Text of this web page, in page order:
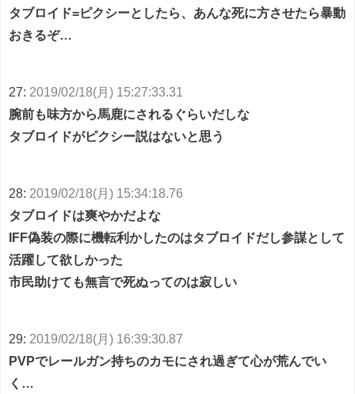
タブロイド=ピクシーとしたら、あんな死に方させたら暴動
おきるぞ…
27: 2019/02/18(月) 15:27:33.31
腕前も味方から馬鹿にされるぐらいだしな
タブロイドがピクシー説はないと思う
28: 2019/02/18(月) 15:34:18.76
タブロイドは爽やかだよな
IFF偽装の際に機転利かしたのはタブロイドだし参謀として
活躍して欲しかった
市民助けても無言で死ぬってのは寂しい
29: 2019/02/18(月) 16:39:30.87
PVPでレールガン持ちのカモにされ過ぎて心が荒んでい
く…